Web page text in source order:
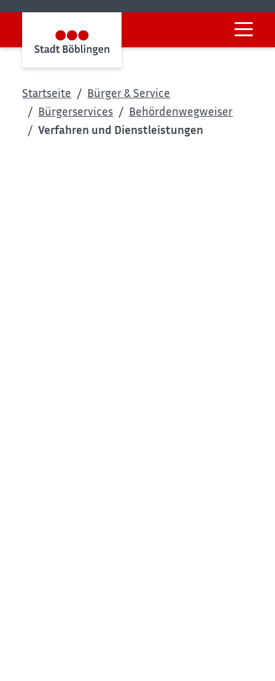
Startseite
Bürger & Service
Bürgerservices
Behördenwegweiser
Verfahren und Dienstleistungen